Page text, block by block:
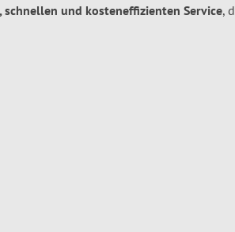
schnellen und kosteneffizienten Service,